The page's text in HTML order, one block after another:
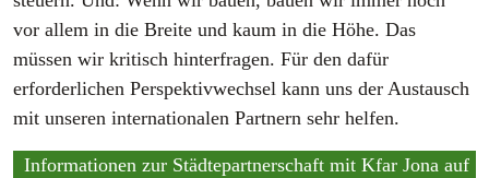
vor allem in die Breite und kaum in die Höhe. Das
müssen wir kritisch hinterfragen. Für den dafür
erforderlichen Perspektivwechsel kann uns der Austausch
mit unseren internationalen Partnern sehr helfen.
Informationen zur Städtepartnerschaft mit Kfar Jona auf